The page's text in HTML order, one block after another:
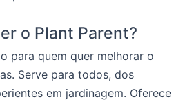
o Plant Parent?
para quem quer melhorar o
Serve para todos, dos
em jardinagem. Oferece